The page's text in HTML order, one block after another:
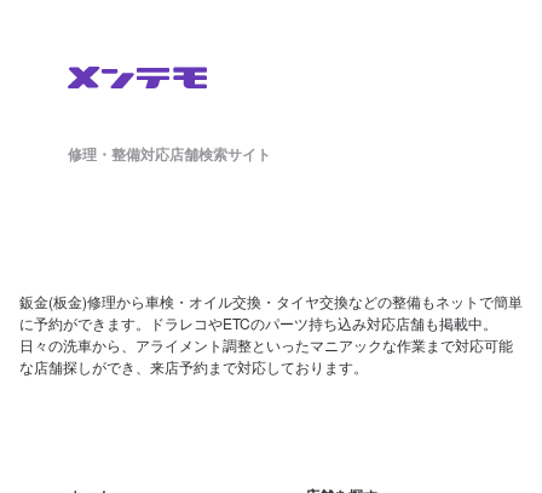
修理・整備対応店舗検索サイト
鈑金(板金)修理から車検・オイル交換・タイヤ交換などの整備もネットで簡単
に予約ができます。ドラレコやETCのパーツ持ち込み対応店舗も掲載中。
日々の洗車から、アライメント調整といったマニアックな作業まで対応可能
な店舗探しができ、来店予約まで対応しております。